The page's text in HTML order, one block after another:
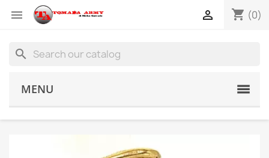
 shopping_cart (0)

search
MENU